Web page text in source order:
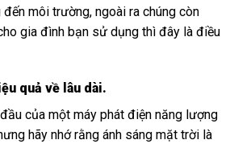
môi trường, ngoài ra chúng còn
gia đình bạn sử dụng thì đây là điều
quả về lâu dài.
của một máy phát điện năng lượng
hãy nhớ rằng ánh sáng mặt trời là